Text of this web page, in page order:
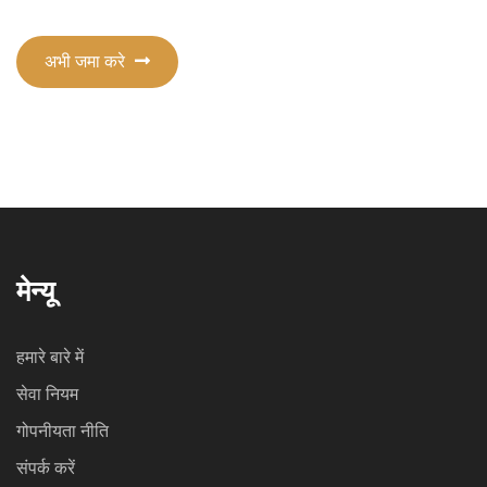
अभी जमा करे
मेन्यू
हमारे बारे में
सेवा नियम
गोपनीयता नीति
संपर्क करें